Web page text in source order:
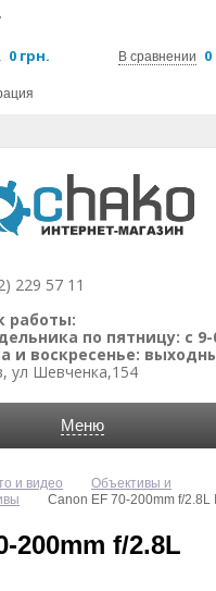
0 грн. В сравнении 0
229 57 11
работы:
по пятницу: с 9-
и воскресенье:
ул Шевченка,154
Меню
и видео
Объективы и
Canon EF 70-200mm f/2.8L
200mm f/2.8L